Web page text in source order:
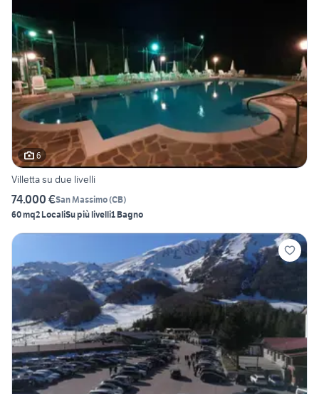
6
Villetta su due livelli
74.000 €San Massimo(CB)
60 mq2 LocaliSu più livelli1 Bagno